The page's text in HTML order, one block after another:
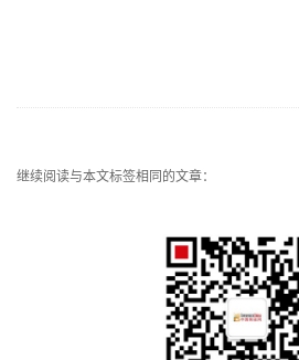
继续阅读与本文标签相同的文章：